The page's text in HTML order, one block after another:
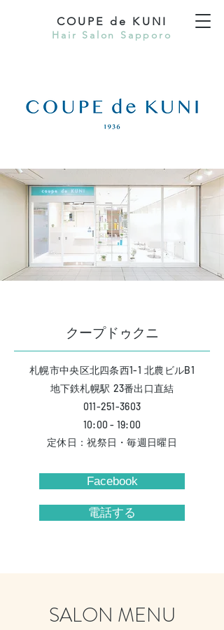
COUPE de KUNI
Hair Salon Sapporo
​クープドゥクニ
札幌市中央区北四条西1-1 北農ビルB1
​地下鉄札幌駅 23番出口直結
011-251-3603
10:00 - 19:00
定休日：祝祭日・毎週日曜日
Facebook
電話する
SALON MENU